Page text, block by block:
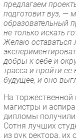
Тестовый
Каталог
предлагаем
подготовит вуз, —
образовательный
не только искать
Желаю оставаться
добры к себе и
трасса и пройти
будущее, и оно
На
магистры и
дипломы получили
Сотня лучших
из рук ректора, их